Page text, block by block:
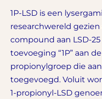
1P-LSD is een
researchwereld
compound aan LSD-
toevoeging “1P” aan
propionylgroep die
toegevoegd. Voluit
1-propionyl-LSD